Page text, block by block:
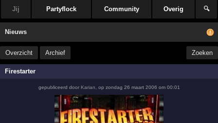
Jij Partyflock Community Overig 🔍
Nieuws
Overzicht Archief Zoeken
Firestarter
gepubliceerd door Karian op zondag 26 maart 2006 om 00:01